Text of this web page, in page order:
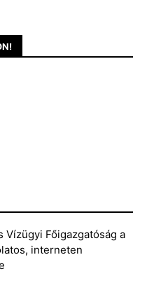
Vízügyi Főigazgatóság a
interneten